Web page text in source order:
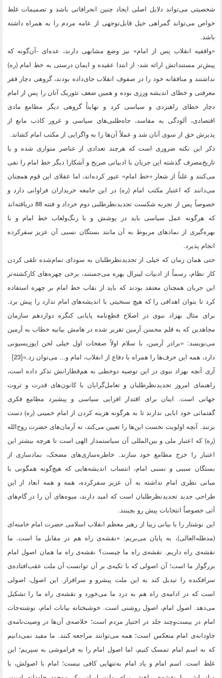
شخصیتی می‌تواند دلایل اصلی ایجاد چنین انحرافاتی باشد و تصمیمات غلط
خواص می‌تواند گمراهی خیل قابل‌توجهی از عامه مردم را به همراه داشته
باشد.
«واقفیه انقلاب پس از امام» نیز وضع مشابهی دارند، عده‌ای -آن‌گونه که
پیش‌تر مستنداتش ارائه شد- از ابتدا عقیده و ایمان درستی به خط امام (ره)
نداشتند و منافقانه خود را در صفوف انقلاب جای‌داده بودند، گروهی دچار فقر
معرفتی و خطای اندیشه ورزی بوده و همین ضعف تئوریک آنان را پس از امام
دچار خطای راهبردی و سیاسی کرد و نهایتاً گروهی دیگر مطامع مادی
اقتصادی، آلودگی به مفاسد، جاه‌طلبی‌های سیاسی و غرور کاذب مانع از
پذیرش حق از سوی آنان شد و عملاً آن‌ها را به واگرایی از مکتب امام کشاند.
ذکر این نکته ضروری است که هرچند تعدادی از عناصر متواری شده و یا
تاریخ‌مصرف گذشته این جریان با ادبیاتی صریح و آشکارا دیگر خط امام را نفی
می‌کنند و علناً از شعار «خط امام» عبور کرده‌اند، اما عقلای این قوم همچنان
می‌دانند که اعتبار مکتب امام (ره) در این جامعه خریداران فراوانی دارد و
خصوصاً پس از تجربه شکست تجدیدنظرطلبی دوم خرداد و فتنه 88 دریافته‌اند
که هرگونه عمل سیاسی باید در پوشش و با رنگ‌ولعاب خط امام و با
بهره‌گیری از نمادهای مربوط به آن مانند بستگان نسبی آن عزیز سفرکرده
انجام پذیرد.
حتی همان زمان که خیلی از تجدیدنظرطلبان به سودای تمام‌شده تلقی کردن
کار نظام، رسماً از ادبیات لیبرال بهره می‌جستند، برخی چهره‌های کارکشته‌تر
این جریان همچنان معتقد بودند که باید از نقاب خط امام بر چهره استفاده
کرد تا بتوان اهدافی را که هیچ سنخیتی با اندیشه‌های امام ندارد را پیش برد.
برای مثال بهزاد نبوی در اصلاح قطع‌نامه پایانی کنگره دوازدهم سازمان
مجاهدین که به قلم محسن آرمین تقریر شده در هامش بیانیه خطاب به آرمین
می‌نویسد: «برادر آرمین، با سلام اولاً صفحات اول خیلی لحن اپوزیسیونی
دارد، همه این حرف‌ها را همراه با دفاع از انقلاب، امام و... می‌توان زد.»[23]
آری آنچه بهزاد نبوی در این توصیه دوخطی به هم‌قطارانش تذکر داده است،
راهنمای امروز تجدیدنظرطلبان و تعامل‌گرایان با کانون‌های قدرت و ثروت
جهانی است. اینان برای اقتدار افزایی سیاسی و پیشبرد مطامع فکری
گفتمانی خود ابایی ندارند تا به هرگونه هزینه کردن از امام خمینی (ره) دست
بزنند. آنچه اولویت نخست این‌ها را تعیین می‌کند، نه آرمان‌های حضرت روح‌الله
(ره) که اعتبار ملی و بین‌المللی آن سیاستمدار الهی است تا هرچه بیشتر این
اعتبار را خرج مطامع خود سازند. خاطره‌سازی‌های مضحک، نمادسازی از
بستگان سببی و نسبی امام، انتساب اندیشه‌هایی که هیچ‌گونه همگونی با
مبانی نظری امام نداشته به آن عزیز سفرکرده، همه و همه ابعاد از این
طراحی جدید تجدیدنظرطلبان است که امید دارند، میوه‌های آن را در گام‌های
آتی خصوصاً انتخابات پیش رو بچینند.
این نوشتار را با بیانی زیبا از رهبر معظم انقلاب اسلامی حضرت امام خامنه‌ای
(مدظله‌العالی)، به پایان می‌بریم: «نقشه‌ی راه هم در مقابل ما است. ما
نقشه‌ی راه داریم. نقشه‌ی راه ما چیست؟ نقشه‌ی راه ما همان اصول امام
بزرگوار ما است؛ آن اصولی که با تکیه‌ی بر آن توانست آن ملت عقب‌افتاده‌ی
سرافکنده را تبدیل کند به این ملت پیشرو و سرافراز. این اصول، اصولی
است که در ادامه‌ی راه هم به درد ما می‌خورد و نقشه‌ی راه ما را تشکیل
می‌دهد. اصول امام، اصول روشنی است. خوشبختانه بیانات امام، نوشته‌جات
امام در بیست‌وچند جلد در اختیار مردم است؛ خلاصه‌ی آن‌ها در وصیت‌نامه‌ی
جاودانه‌ی امام منعکس است؛ همه می‌توانند مراجعه کنند. ما مفید نمی‌دانیم
که به اسم امام تمسک کنیم، اما اصول امام را به فراموشی به سپریم؛ این
غلط است. اسم امام و یاد امام به‌تنهایی کافی نیست؛ امام با اصولش، با